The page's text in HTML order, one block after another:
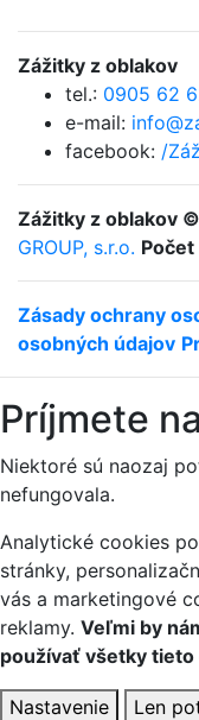
Zážitky z oblakov
tel.: 0905 62
e-mail:
facebook: /
Zážitky z oblakov
GROUP, s.r.o.
Zásady ochrany
osobných údajov
Príjmete
Niektoré sú naozaj
nefungovala.
Analytické cookies
stránky,
vás a marketingové
reklamy. Veľmi by
používať všetky tieto
Nastavenie Len